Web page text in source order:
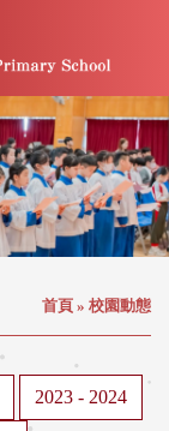
首頁 » 校園動態
2023 - 2024